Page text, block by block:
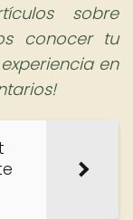
sobre
conocer tu
en